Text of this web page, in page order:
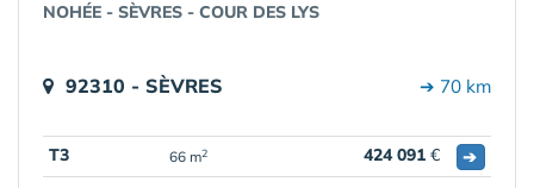
NOHÉE - SÈVRES - COUR DES LYS
92310 - SÈVRES ➔ 70 km
T3 66 m2 424 091 € ➔